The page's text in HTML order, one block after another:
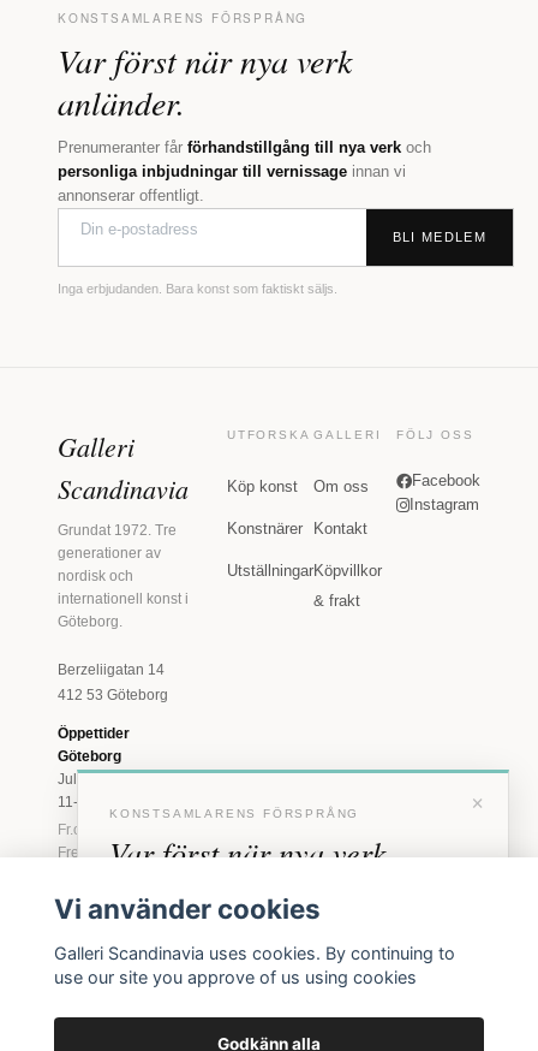
KONSTSAMLARENS FÖRSPRÅNG
Var först när nya verk
anländer.
Prenumeranter får förhandstillgång till nya verk och
personliga inbjudningar till vernissage innan vi
annonserar offentligt.
BLI MEDLEM
Inga erbjudanden. Bara konst som faktiskt säljs.
Galleri
Scandinavia
Grundat 1972. Tre
generationer av
nordisk och
internationell konst i
Göteborg.
Berzeliigatan 14
412 53 Göteborg
Öppettider
Göteborg
Juli: Tis 11-18 · Lör
11-16
Fr.o.m. augusti: Tis-
Fre 11-18 · Lör 11-
Marstrand
2026
Tis-Fre 11-18 ·
UTFORSKA
Köp konst
Konstnärer
Utställningar
GALLERI
Om oss
Kontakt
Köpvillkor
& frakt
FÖLJ OSS
Facebook
Instagram
×
KONSTSAMLARENS FÖRSPRÅNG
Var först när nya verk
anländer
inbjudningar till vernissage, innan vi annonserar
offentligt.
Vi använder cookies
Galleri Scandinavia uses cookies. By continuing to
use our site you approve of us using cookies
Godkänn alla